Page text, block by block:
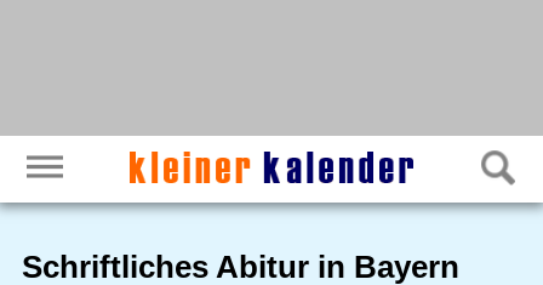
Schriftliches Abitur in Bayern